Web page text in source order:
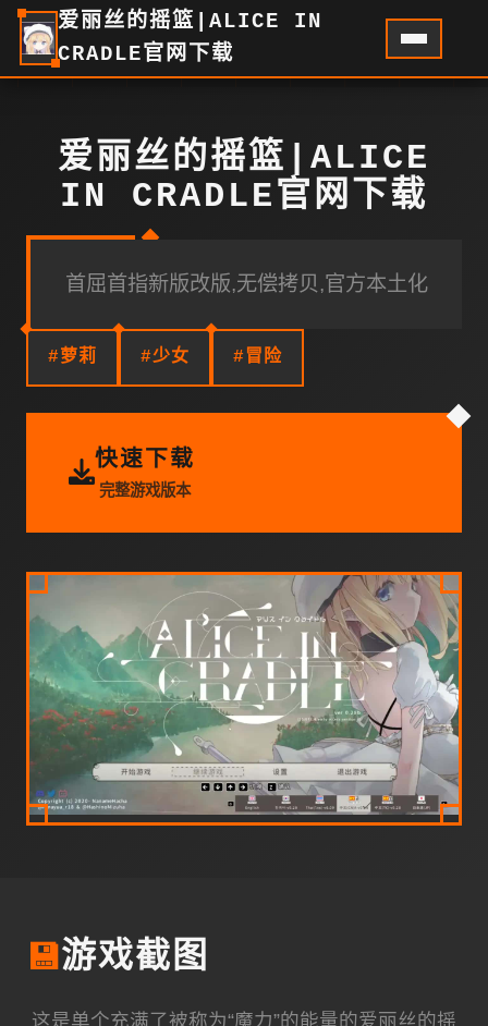
爱丽丝的摇篮|ALICE IN
CRADLE官网下载
爱丽丝的摇篮|ALICE
IN CRADLE官网下载
首屈首指新版改版,无偿拷贝,官方本土化
#萝莉 #少女 #冒险
快速下载
完整游戏版本
💾游戏截图
这是单个充满了被称为“魔力”的能量的爱丽丝的摇